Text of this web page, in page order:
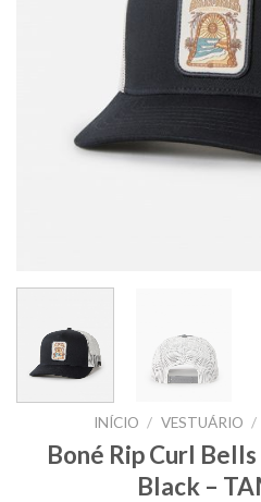
INÍCIO / VESTUÁRIO /
Boné Rip Curl
Black –